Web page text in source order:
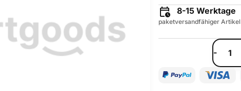
8-15 Werktage
paketversandfähiger Artikel
-